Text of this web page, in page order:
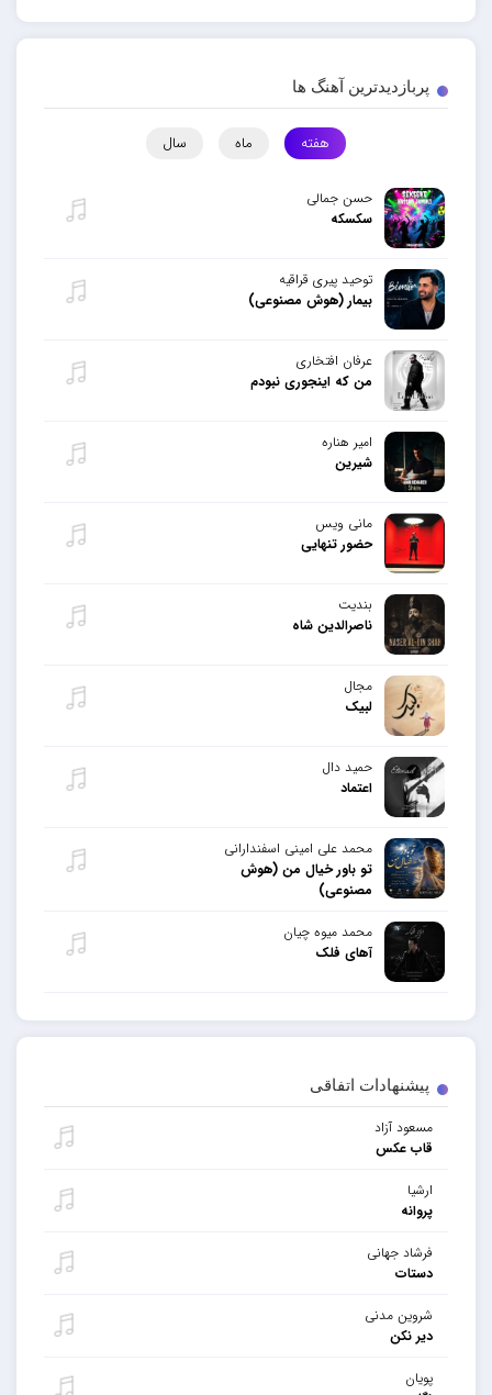
پیشنهادات اتفاقی
مسعود آزاد
قاب عکس
ارشیا
پروانه
فرشاد جهانی
دستات
شروین مدنی
دیر نکن
پویان
پربازدیدترین آهنگ ها
هفته ماه سال
حسن جمالی
سکسکه
توحید پیری قراقیه
بیمار (هوش مصنوعی)
عرفان افتخاری
من که اینجوری نبودم
امیر هناره
شیرین
مانی ویس
حضور تنهایی
بندیت
ناصرالدین شاه
مجال
لبیک
حمید دال
اعتماد
محمد علی امینی اسفندارانی
تو باور خیال من (هوش
مصنوعی)
محمد میوه چیان
آهای فلک